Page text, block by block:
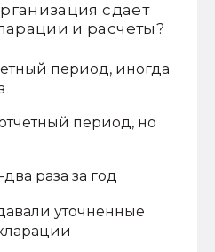
сдает
и расчеты?
период, иногда
период, но
раза за год
уточненные